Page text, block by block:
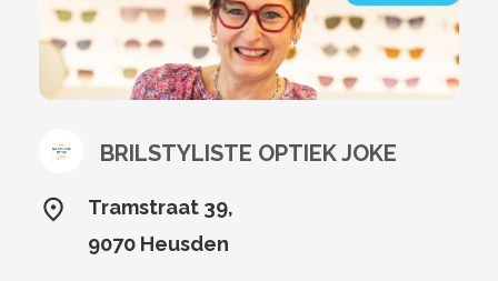
BRILSTYLISTE OPTIEK JOKE
Tramstraat 39,
9070 Heusden